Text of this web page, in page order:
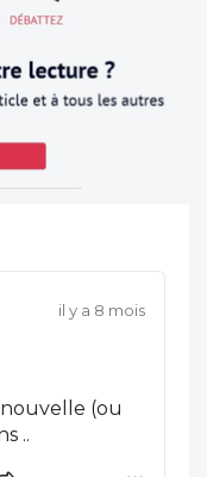
il y a 8 mois
(ou
..